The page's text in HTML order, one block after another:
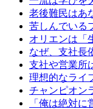
老後難民はあ
苦しんでいる
オリエンは「
なぜ、支社長
支社や営業所
理想的なライ
チャンピオン
「俺は絶対に